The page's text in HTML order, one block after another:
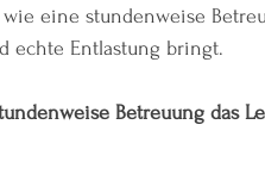
eine stundenweise
echte Entlastung bringt.
Betreuung das